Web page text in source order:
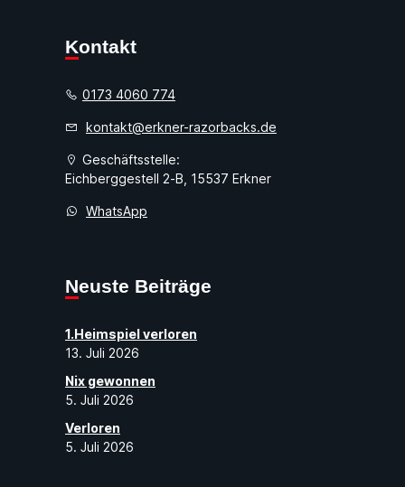
Kontakt
0173 4060 774
kontakt@erkner-razorbacks.de
Geschäftsstelle:
Eichberggestell 2-B, 15537 Erkner
WhatsApp
Neuste Beiträge
1.Heimspiel verloren
13. Juli 2026
Nix gewonnen
5. Juli 2026
Verloren
5. Juli 2026